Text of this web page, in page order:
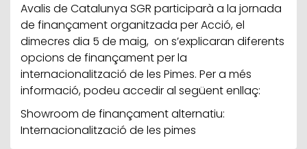
Avalis de Catalunya SGR participarà a la jornada
de finançament organitzada per Acció, el
dimecres dia 5 de maig, on s’explicaran diferents
opcions de finançament per la
internacionalització de les Pimes. Per a més
informació, podeu accedir al següent enllaç:
Showroom de finançament alternatiu:
Internacionalització de les pimes